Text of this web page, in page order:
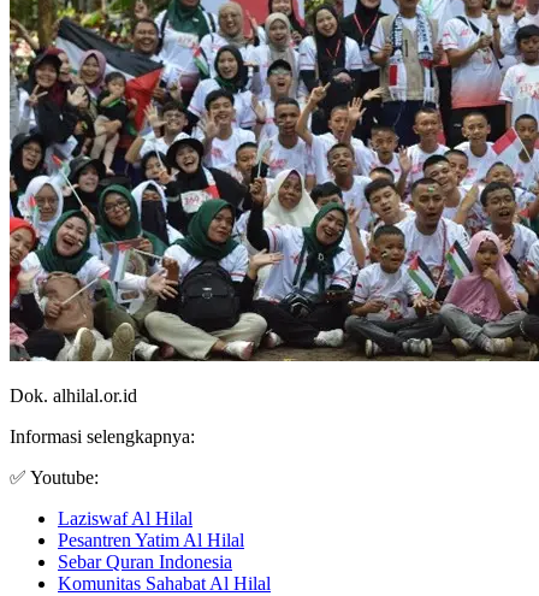
Dok. alhilal.or.id
Informasi selengkapnya:
✅ Youtube:
Laziswaf Al Hilal
Pesantren Yatim Al Hilal
Sebar Quran Indonesia
Komunitas Sahabat Al Hilal